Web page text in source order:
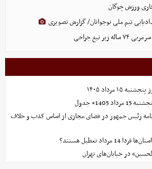
ورزش چوگان
تیم ملی نوجوانان/ گزارش تصویری
تیغ جراحی
مرداد ۱۴۰۵
1405+ جدول
رئیس جمهور در فضای مجازی از اساس کذب و خلاف
تعطیل هستند؟
در خیابان‌های تهران